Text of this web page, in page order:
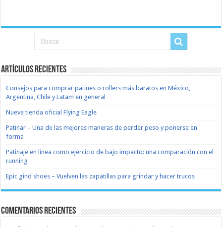
Artículos recientes
Consejos para comprar patines o rollers más baratos en México,
Argentina, Chile y Latam en general
Nueva tienda oficial Flying Eagle
Patinar – Una de las mejores maneras de perder peso y ponerse en
forma
Patinaje en línea como ejercicio de bajo impacto: una comparación con el
running
Epic gind shoes – Vuelven las zapatillas para grindar y hacer trucos
Comentarios recientes